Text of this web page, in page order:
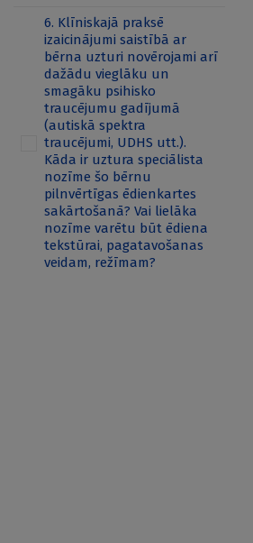
6. Klīniskajā praksē
izaicinājumi saistībā ar
bērna uzturi novērojami arī
dažādu vieglāku un
smagāku psihisko
traucējumu gadījumā
(autiskā spektra
traucējumi, UDHS utt.).
Kāda ir uztura speciālista
nozīme šo bērnu
pilnvērtīgas ēdienkartes
sakārtošanā? Vai lielāka
nozīme varētu būt ēdiena
tekstūrai, pagatavošanas
veidam, režīmam?